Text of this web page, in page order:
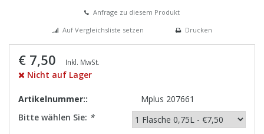
Anfrage zu diesem Produkt
Auf Vergleichsliste setzen
Drucken
€ 7,50 Inkl. MwSt.
Nicht auf Lager
Artikelnummer::
Mplus 207661
Bitte wählen Sie: *